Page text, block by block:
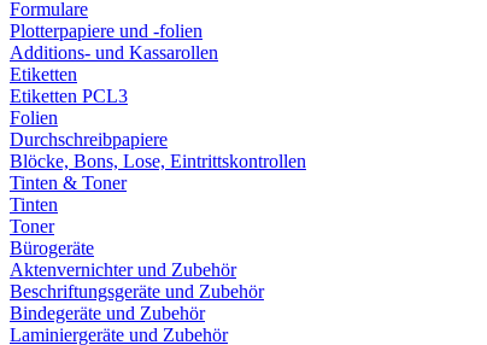
Formulare
Plotterpapiere und -folien
Additions- und Kassarollen
Etiketten
Etiketten PCL3
Folien
Durchschreibpapiere
Blöcke, Bons, Lose, Eintrittskontrollen
Tinten & Toner
Tinten
Toner
Bürogeräte
Aktenvernichter und Zubehör
Beschriftungsgeräte und Zubehör
Bindegeräte und Zubehör
Laminiergeräte und Zubehör